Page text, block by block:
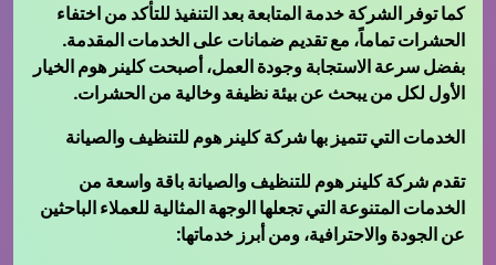
كما توفر الشركة خدمة المتابعة بعد التنفيذ للتأكد من اختفاء
الحشرات تماماً، مع تقديم ضمانات على الخدمات المقدمة.
بفضل سرعة الاستجابة وجودة العمل، أصبحت كلينر هوم الخيار
الأول لكل من يبحث عن بيئة نظيفة وخالية من الحشرات.
الخدمات التي تتميز بها شركة كلينر هوم للتنظيف والصيانة
تقدم شركة كلينر هوم للتنظيف والصيانة باقة واسعة من
الخدمات المتنوعة التي تجعلها الوجهة المثالية للعملاء الباحثين
عن الجودة والاحترافية، ومن أبرز خدماتها: